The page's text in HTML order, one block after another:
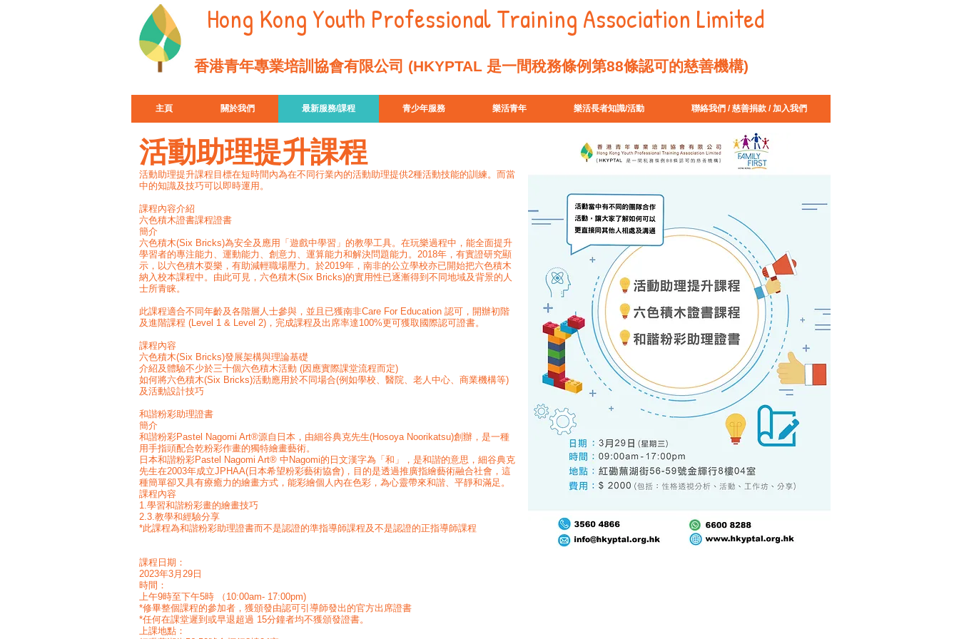
Hong Kong Youth Professional Training Association Limited
香港青年專業培訓協會有限公司 (HKYPTAL 是一間稅務條例第88條認可的慈善機構)
主頁 關於我們 最新服務/課程 青少年服務 樂活青年 樂活長者知識/活動 聯絡我們 / 慈善捐款 / 加入我們
活動助理提升課程
活動助理提升課程目標在短時間內為在不同行業內的活動助理提供2種活動技能的訓練。而當
中的知識及技巧可以即時運用。
課程內容介紹
六色積木證書課程證書
簡介
六色積木(Six Bricks)為安全及應用「遊戲中學習」的教學工具。在玩樂過程中，能全面提升
學習者的專注能力、運動能力、創意力、運算能力和解決問題能力。2018年，有實證研究顯
示，以六色積木耍樂，有助減輕職場壓力。於2019年，南非的公立學校亦已開始把六色積木
納入校本課程中。由此可見，六色積木(Six Bricks)的實用性已逐漸得到不同地域及背景的人
士所青睐。
此課程適合不同年齡及各階層人士參與，並且已獲南非Care For Education 認可，開辦初階
及進階課程 (Level 1 & Level 2)，完成課程及出席率達100%更可獲取國際認可證書。
課程內容
六色積木(Six Bricks)發展架構與理論基礎
介紹及體驗不少於三十個六色積木活動 (因應實際課堂流程而定)
如何將六色積木(Six Bricks)活動應用於不同場合(例如學校、醫院、老人中心、商業機構等)
及活動設計技巧
和諧粉彩助理證書
簡介
和諧粉彩Pastel Nagomi Art®源自日本，由細谷典克先生(Hosoya Noorikatsu)創辦，是一種
用手指頭配合乾粉彩作畫的獨特繪畫藝術。
日本和諧粉彩Pastel Nagomi Art® 中Nagomi的日文漢字為「和」，是和諧的意思，細谷典克
先生在2003年成立JPHAA(日本希望粉彩藝術協會)，目的是透過推廣指繪藝術融合社會，這
種簡單卻又具有療癒力的繪畫方式，能彩繪個人內在色彩，為心靈帶來和諧、平靜和滿足。
課程內容
1.學習和諧粉彩畫的繪畫技巧
2.3.教學和經驗分享
*此課程為和諧粉彩助理證書而不是認證的準指導師課程及不是認證的正指導師課程
課程日期：
2023年3月29日
時間：
上午9時至下午5時 （10:00am- 17:00pm)
*修畢整個課程的參加者，獲頒發由認可引導師發出的官方出席證書
*任何在課堂遲到或早退超過 15分鐘者均不獲頒發證書。
上課地點：